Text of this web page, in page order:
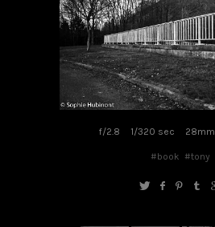
f/2.8 1/320 sec 28mm
#book #tony